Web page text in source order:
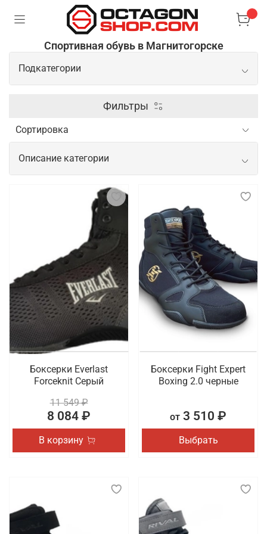
Спортивная обувь в Магнитогорске
Подкатегории
Борцовки
Сланцы/шлепки
Фильтры
Описание категории
Спортивная обувь для начинающих и
профессиональных спортсменов
Спортивная обувь для спортсменов важна для
обеспечения комфорта, поддержки и безопасности
во время тренировок и соревнований. Новичкам
особенно требуется пара с хорошей амортизацией
и стабильной подошвой, которая помогает
предотвратить травмы и обеспечивает
правильное распределение нагрузки на стопу.
Такая обувь должна быть удобной, легкой и
достаточно универсальной, чтобы подходить для
разных видов физической активности.
Что мы предлагаем на выбор
Обувь имеет такое же повышенное значение в
образе спортсмена, как и одежда. Для создания
комфортных условий во время тренировки или
соревнования важно выбрать для себя идеальную
Также в наличии сланцы и шлепки из коллекций
спортивных брендов.
Где заказать профессиональную
Боксерки Everlast
Forceknit Серый
11 549 ₽
8 084 ₽
В корзину
Боксерки Fight Expert
Boxing 2.0 черные
от 3 510 ₽
Выбрать